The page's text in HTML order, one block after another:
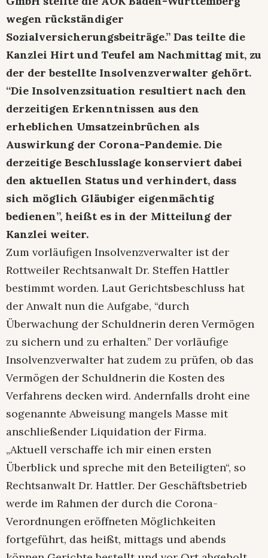
wegen rückständiger
Sozialversicherungsbeiträge.” Das teilte die
Kanzlei Hirt und Teufel am Nachmittag mit, zu
der der bestellte Insolvenzverwalter gehört.
“Die Insolvenzsituation resultiert nach den
derzeitigen Erkenntnissen aus den
erheblichen Umsatzeinbrüchen als
Auswirkung der Corona-Pandemie. Die
derzeitige Beschlusslage konserviert dabei
den aktuellen Status und verhindert, dass
sich möglich Gläubiger eigenmächtig
bedienen”, heißt es in der Mitteilung der
Kanzlei weiter.
Zum vorläufigen Insolvenzverwalter ist der
Rottweiler Rechtsanwalt Dr. Steffen Hattler
bestimmt worden. Laut Gerichtsbeschluss hat
der Anwalt nun die Aufgabe, “durch
Überwachung der Schuldnerin deren Vermögen
zu sichern und zu erhalten.” Der vorläufige
Insolvenzverwalter hat zudem zu prüfen, ob das
Vermögen der Schuldnerin die Kosten des
Verfahrens decken wird. Andernfalls droht eine
sogenannte Abweisung mangels Masse mit
anschließender Liquidation der Firma.
„Aktuell verschaffe ich mir einen ersten
Überblick und spreche mit den Beteiligten“, so
Rechtsanwalt Dr. Hattler. Der Geschäftsbetrieb
werde im Rahmen der durch die Corona-
Verordnungen eröffneten Möglichkeiten
fortgeführt, das heißt, mittags und abends